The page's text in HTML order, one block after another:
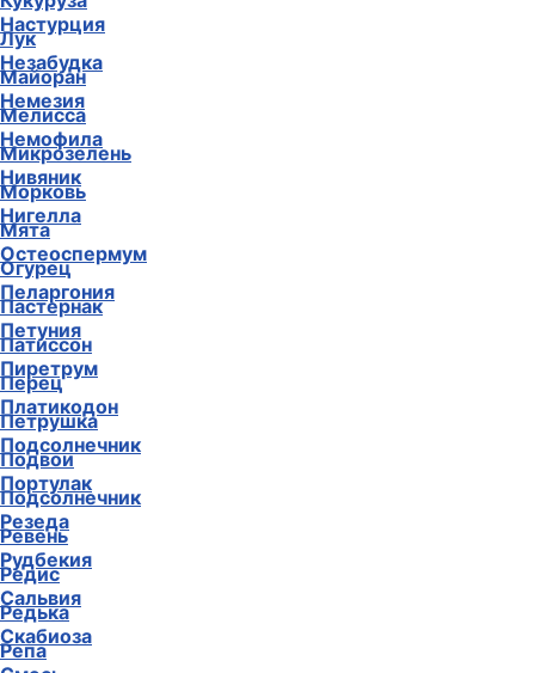
Настурция
Незабудка
Немезия
Немофила
Нивяник
Нигелла
Остеоспермум
Пеларгония
Петуния
Пиретрум
Платикодон
Подсолнечник
Портулак
Резеда
Рудбекия
Сальвия
Скабиоза
Лук
Майоран
Мелисса
Микрозелень
Морковь
Мята
Огурец
Пастернак
Патиссон
Перец
Петрушка
Подвои
Подсолнечник
Ревень
Редис
Редька
Репа